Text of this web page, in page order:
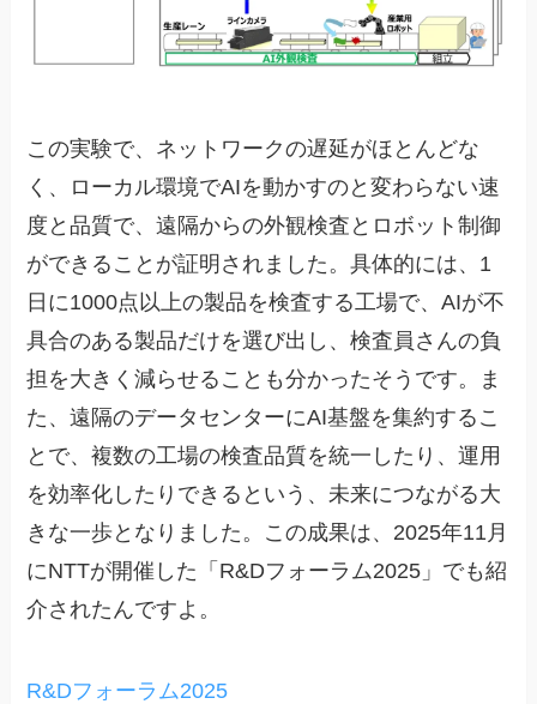
この実験で、ネットワークの遅延がほとんどな
く、ローカル環境でAIを動かすのと変わらない速
度と品質で、遠隔からの外観検査とロボット制御
ができることが証明されました。具体的には、1
日に1000点以上の製品を検査する工場で、AIが不
具合のある製品だけを選び出し、検査員さんの負
担を大きく減らせることも分かったそうです。ま
た、遠隔のデータセンターにAI基盤を集約するこ
とで、複数の工場の検査品質を統一したり、運用
を効率化したりできるという、未来につながる大
きな一歩となりました。この成果は、2025年11月
にNTTが開催した「R&Dフォーラム2025」でも紹
介されたんですよ。
R&Dフォーラム2025